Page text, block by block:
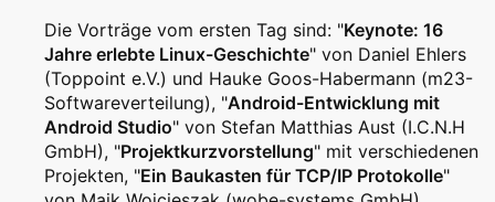
Die Vorträge vom ersten Tag sind: "Keynote: 16
Jahre erlebte Linux-Geschichte" von Daniel Ehlers
(Toppoint e.V.) und Hauke Goos-Habermann (m23-
Softwareverteilung), "Android-Entwicklung mit
Android Studio" von Stefan Matthias Aust (I.C.N.H
GmbH), "Projektkurzvorstellung" mit verschiedenen
Projekten, "Ein Baukasten für TCP/IP Protokolle"